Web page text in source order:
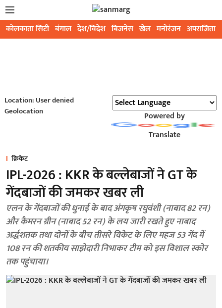
कोलकाता सिटी बंगाल देश/विदेश बिजनेस खेल मनोरंजन अपराजिता
Location: User denied
Geolocation
Powered by
Translate
क्रिकेट
IPL-2026 : KKR के बल्लेबाजों ने GT के
गेंदबाजों की जमकर खबर ली
एलन के गेंदबाजों की धुनाई के बाद अंगकृष रघुवंशी (नाबाद 82 रन)
और कैमरन ग्रीन (नाबाद 52 रन) के लय जारी रखते हुए नाबाद
अर्द्धशतक तथा दोनों के बीच तीसरे विकेट के लिए महज 53 गेंद में
108 रन की शतकीय साझेदारी निभाकर टीम को इस विशाल स्कोर
तक पहुंचाया।